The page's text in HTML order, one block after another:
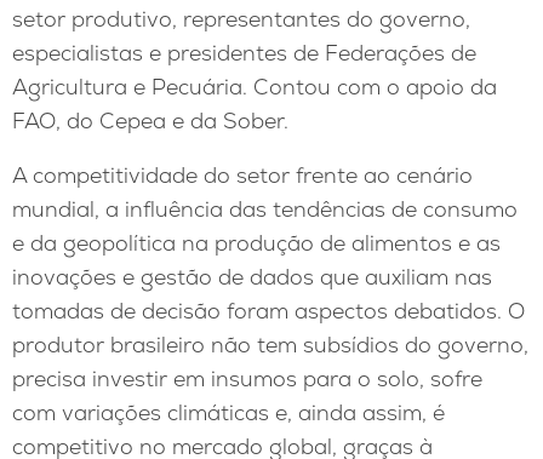
setor produtivo, representantes do governo,
especialistas e presidentes de Federações de
Agricultura e Pecuária. Contou com o apoio da
FAO, do Cepea e da Sober.
A competitividade do setor frente ao cenário
mundial, a influência das tendências de consumo
e da geopolítica na produção de alimentos e as
inovações e gestão de dados que auxiliam nas
tomadas de decisão foram aspectos debatidos. O
produtor brasileiro não tem subsídios do governo,
precisa investir em insumos para o solo, sofre
com variações climáticas e, ainda assim, é
competitivo no mercado global, graças à